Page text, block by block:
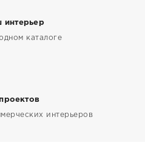
интерьер
каталоге
интерьеров